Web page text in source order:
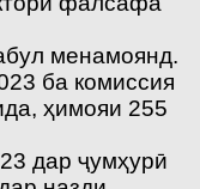
менамоянд.
ба комиссия
ҳимояи 255
дар ҷумҳурӣ